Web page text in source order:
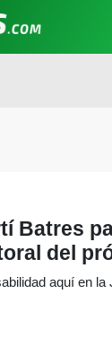
Batres
del
aquí en la